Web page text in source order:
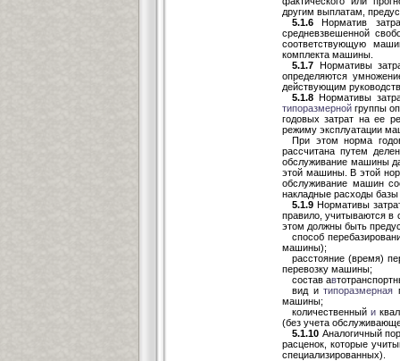
другим выплатам,
5.1.6 Норматив
средневзвешенной
соответствующую
комплекта машины.
5.1.7 Нормативы
определяются
действующим
5.1.8 Нормативы
типоразмерной группы
годовых затрат на ее
режиму эксплуатации
При этом норма
рассчитана путем
обслуживание машины
этой машины. В этой
обслуживание машин
накладные расходы базы
5.1.9 Нормативы
правило, учитываются в
этом должны быть
способ
машины);
расстояние (время)
перевозку машины;
состав ав
вид итипоразмерная
машины;
количественныйи
(без учета
5.1.10 Аналогичный
расценок, которые
специализированных).